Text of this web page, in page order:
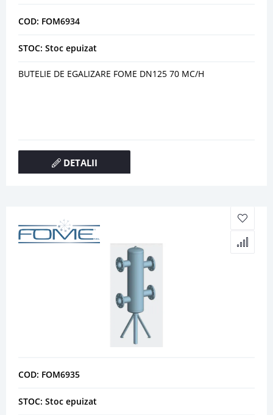
COD: FOM6934
STOC: Stoc epuizat
BUTELIE DE EGALIZARE FOME DN125 70 MC/H
DETALII
COD: FOM6935
STOC: Stoc epuizat